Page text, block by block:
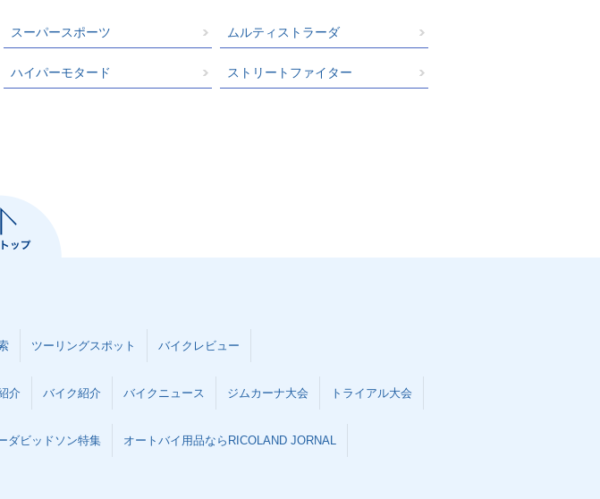
スーパースポーツ ムルティストラーダ
ハイパーモタード ストリートファイター
ツーリングスポット バイクレビュー
介 バイク紹介 バイクニュース ジムカーナ大会 トライアル大会
ダビッドソン特集 オートバイ用品ならRICOLAND JORNAL